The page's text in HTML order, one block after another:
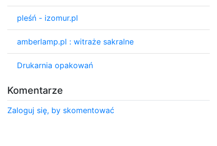
pleśń - izomur.pl
amberlamp.pl : witraże sakralne
Drukarnia opakowań
Komentarze
Zaloguj się, by skomentować